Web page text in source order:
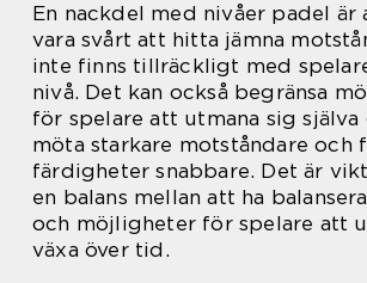
En nackdel med nivåer padel är
vara svårt att hitta jämna
inte finns tillräckligt med
nivå. Det kan också begränsa
för spelare att utmana sig själva
möta starkare motståndare och
färdigheter snabbare. Det är
en balans mellan att ha
och möjligheter för spelare att
växa över tid.